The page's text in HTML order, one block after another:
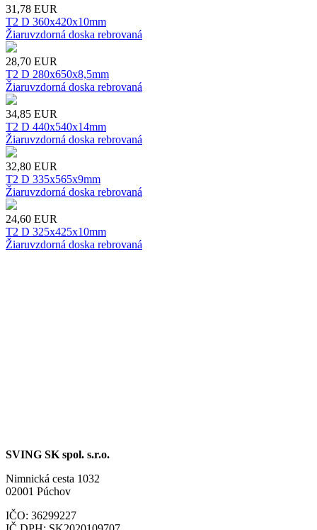
31,78 EUR
T2 D 360x420x10mm
Žiaruvzdorná doska rebrovaná
28,70 EUR
T2 D 280x650x8,5mm
Žiaruvzdorná doska rebrovaná
34,85 EUR
T2 D 440x540x14mm
Žiaruvzdorná doska rebrovaná
32,80 EUR
T2 D 335x565x9mm
Žiaruvzdorná doska rebrovaná
24,60 EUR
T2 D 325x425x10mm
Žiaruvzdorná doska rebrovaná
SVING SK spol. s.r.o.
Nimnická cesta 1032
02001 Púchov
IČO: 36299227